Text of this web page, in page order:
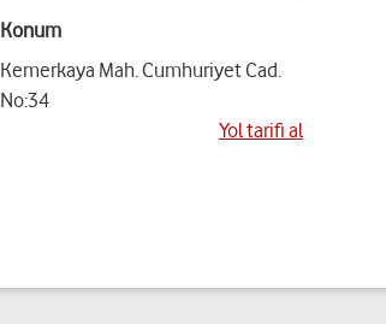
Konum
Kemerkaya Mah. Cumhuriyet Cad.
No:34
Yol tarifi al